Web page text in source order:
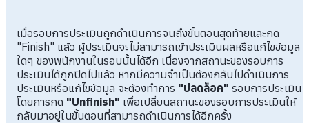
เมื่อรอบการประเมินถูกดำเนินการจนถึงขั้นตอนสุดท้ายและกด
"Finish" แล้ว ผู้ประเมินจะไม่สามารถเข้าประเมินผลหรือแก้ไขข้อมูล
ใดๆ ของพนักงานในรอบนั้นได้อีก เนื่องจากสถานะของรอบการ
ประเมินได้ถูกปิดไปแล้ว หากมีความจำเป็นต้องกลับไปดำเนินการ
ประเมินหรือแก้ไขข้อมูล จะต้องทำการ "ปลดล็อค" รอบการประเมิน
โดยการกด "Unfinish" เพื่อเปลี่ยนสถานะของรอบการประเมินให้
กลับมาอยู่ในขั้นตอนที่สามารถดำเนินการได้อีกครั้ง